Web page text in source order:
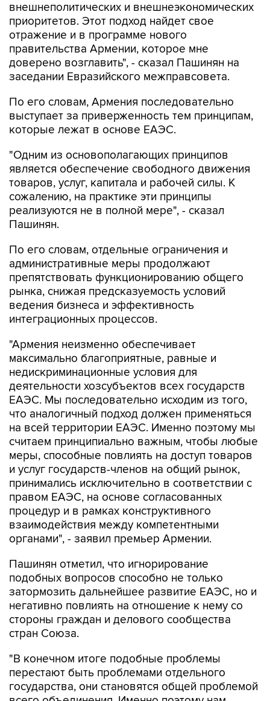
отражение и в программе нового
правительства Армении, которое мне
доверено возглавить", - сказал Пашинян на
заседании Евразийского межправсовета.
По его словам, Армения последовательно
которые лежат в основе ЕАЭС.
"Одним из основополагающих принципов
товаров, услуг, капитала и рабочей силы. К
сожалению, на практике эти принципы
реализуются не в полной мере", - сказал
Пашинян.
По его словам, отдельные ограничения и
препятствовать функционированию общего
рынка, снижая предсказуемость условий
ведения бизнеса и эффективность
интеграционных процессов.
"Армения неизменно обеспечивает
недискриминационные условия для
деятельности хозсубъектов всех государств
ЕАЭС. Мы последовательно исходим из того,
что аналогичный подход должен применяться
на всей территории ЕАЭС. Именно поэтому мы
считаем принципиально важным, чтобы любые
меры, способные повлиять на доступ товаров
и услуг государств-членов на общий рынок,
принимались исключительно в соответствии с
правом ЕАЭС, на основе согласованных
процедур и в рамках конструктивного
взаимодействия между компетентными
органами", - заявил премьер Армении.
Пашинян отметил, что игнорирование
затормозить дальнейшее развитие ЕАЭС, но и
негативно повлиять на отношение к нему со
стороны граждан и делового сообщества
стран Союза.
"В конечном итоге подобные проблемы
государства, они становятся общей проблемой
всего объединения. Именно поэтому нам
необходимо своевременно устранять